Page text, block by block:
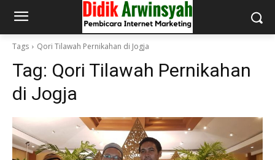
Tags Qori Tilawah Pernikahan di Jogja
Tag: Qori Tilawah Pernikahan
di Jogja